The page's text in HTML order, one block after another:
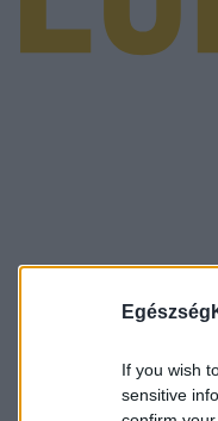
If you wish
sensitive